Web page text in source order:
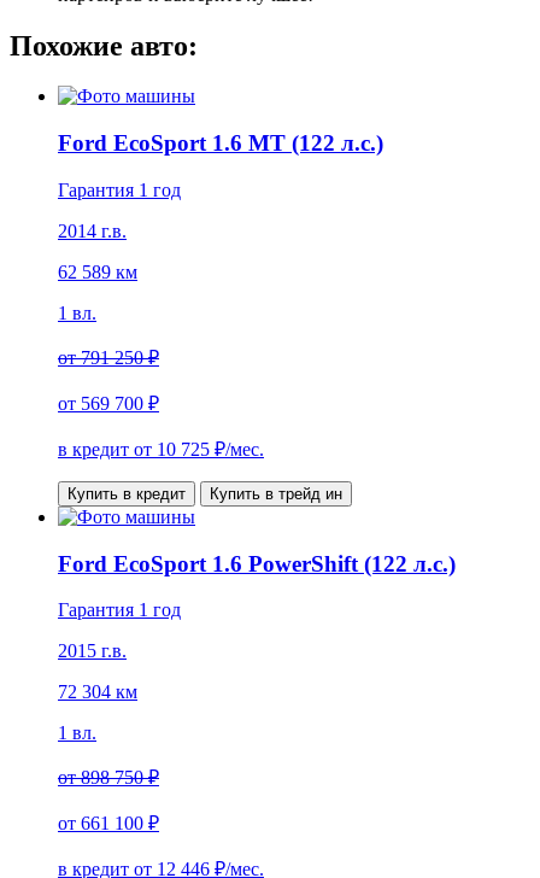
Похожие авто:
Ford EcoSport 1.6 МТ (122 л.с.)
Гарантия 1 год
2014 г.в.
62 589 км
1 вл.
от791 250 ₽
от 569 700 ₽
в кредит от 10 725 ₽/мес.
Купить в кредит Купить в трейд ин
Ford EcoSport 1.6 PowerShift (122 л.с.)
Гарантия 1 год
2015 г.в.
72 304 км
1 вл.
от898 750 ₽
от 661 100 ₽
в кредит от 12 446 ₽/мес.